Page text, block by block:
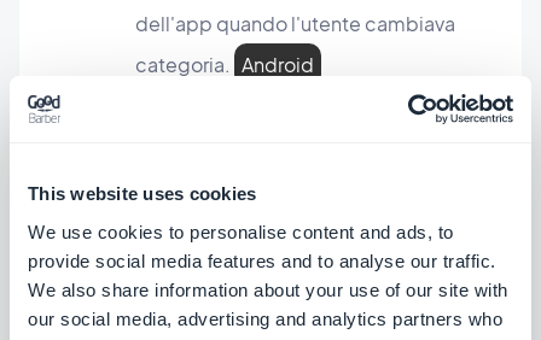
This website uses cookies
We use cookies to personalise content and ads, to
provide social media features and to analyse our traffic.
We also share information about your use of our site with
our social media, advertising and analytics partners who
dell'app quando l'utente cambiava
categoria. Android
Risolto un problema per cui mancava il
testo sul pulsante elimina segnalibro.
PWA